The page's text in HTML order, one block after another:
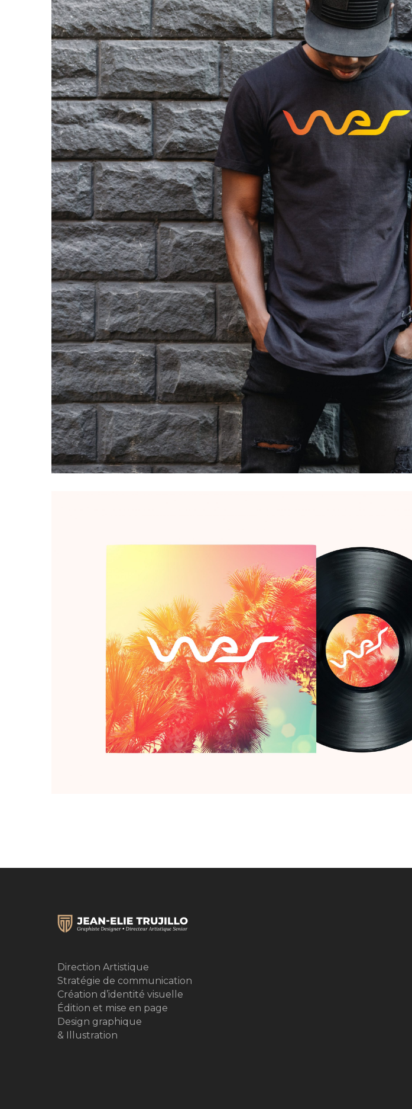
Direction Artistique
Stratégie de communication
Création d’identité visuelle
Édition et mise en page
Design graphique
& Illustration